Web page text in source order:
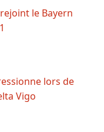
le Bayern
lors de
Vigo